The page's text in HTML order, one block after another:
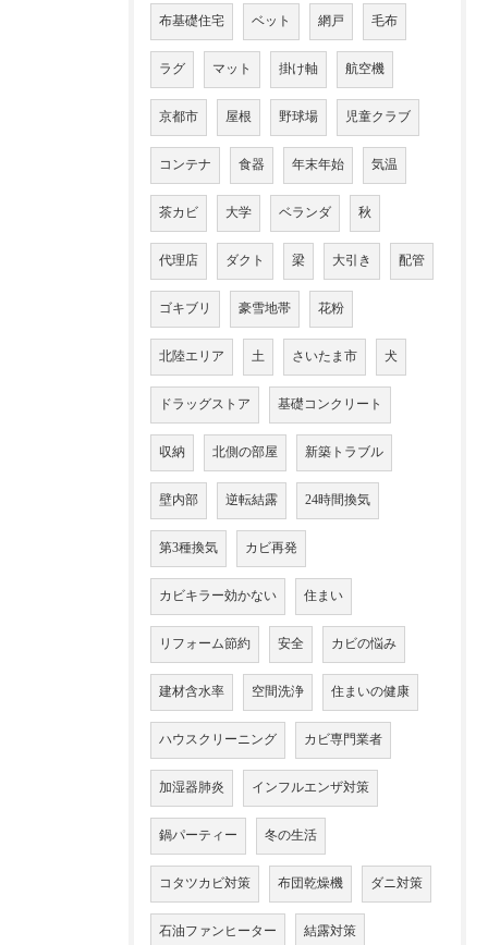
布基礎住宅 ベット 網戸 毛布
ラグ マット 掛け軸 航空機
京都市 屋根 野球場 児童クラブ
コンテナ 食器 年末年始 気温
茶カビ 大学 ベランダ 秋
代理店 ダクト 梁 大引き 配管
ゴキブリ 豪雪地帯 花粉
北陸エリア 土 さいたま市 犬
ドラッグストア 基礎コンクリート
収納 北側の部屋 新築トラブル
壁内部 逆転結露 24時間換気
第3種換気 カビ再発
カビキラー効かない 住まい
リフォーム節約 安全 カビの悩み
建材含水率 空間洗浄 住まいの健康
ハウスクリーニング カビ専門業者
加湿器肺炎 インフルエンザ対策
鍋パーティー 冬の生活
コタツカビ対策 布団乾燥機 ダニ対策
石油ファンヒーター 結露対策